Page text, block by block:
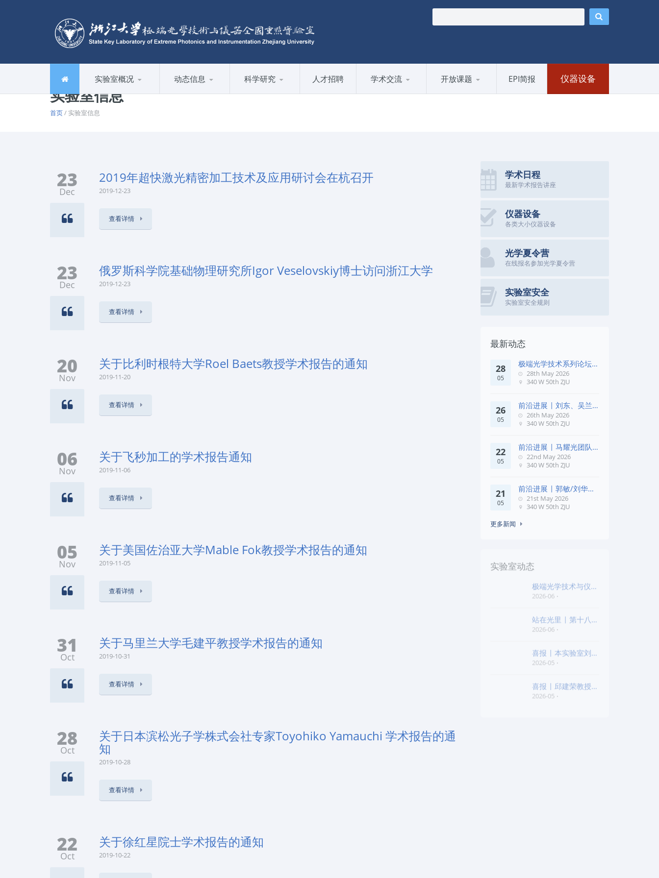
实验室概况 动态信息 科学研究 人才招聘 学术交流 开放课题 EPI简报 仪器设备
实验室信息
首页/ 实验室信息
23
Dec
2019年超快激光精密加工技术及应用研讨会在杭召开
2019-12-23
查看详情
23
Dec
俄罗斯科学院基础物理研究所Igor Veselovskiy博士访问浙江大学
2019-12-23
查看详情
20
Nov
关于比利时根特大学Roel Baets教授学术报告的通知
2019-11-20
查看详情
06
Nov
关于飞秒加工的学术报告通知
2019-11-06
查看详情
05
Nov
关于美国佐治亚大学Mable Fok教授学术报告的通知
2019-11-05
查看详情
31
Oct
关于马里兰大学毛建平教授学术报告的通知
2019-10-31
查看详情
28
Oct
关于日本滨松光子学株式会社专家Toyohiko Yamauchi 学术报告的通
知
2019-10-28
查看详情
22
Oct
关于徐红星院士学术报告的通知
2019-10-22
学术日程
最新学术报告讲座
仪器设备
各类大小仪器设备
光学夏令营
在线报名参加光学夏令营
实验室安全
实验室安全规则
最新动态
28
05
极端光学技术系列论坛第
五十七期
28th May 2026
340 W 50th ZJU
26
05
前沿进展 | 刘东、吴兰
团队在《Remote Sens. E
26th May 2026
340 W 50th ZJU
22
05
前沿进展 | 马耀光团队
在《Optica》发文：突破
几何相位
22nd May 2026
340 W 50th ZJU
21
05
前沿进展 | 郭敏/刘华锋
团队在《Nature
Commun
21st May 2026
340 W 50th ZJU
更多新闻
实验室动态
极端光学技术与仪器
全国重点实验室第四
2026-06
站在光里 | 第十八届
公益EPI中学生光
2026-06
喜报 | 本实验室刘旭
老师和陈红胜老师荣
2026-05
喜报 | 邱建荣教授团
队研究成果入选20
2026-05